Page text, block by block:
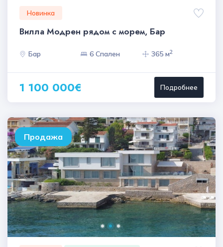
Новинка
Вилла Модрен рядом с морем, Бар
Бар 6 Спален 365 м2
1 100 000€ Подробнее
Продажа